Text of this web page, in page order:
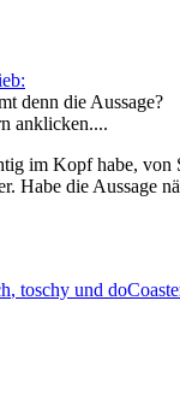
denn die Aussage?
anklicken....
im Kopf habe, von
Habe die Aussage
, toschy und